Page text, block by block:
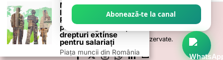
2026- Toate drepturile sunt rezervate.
Abonează-te la canal
Modificări majore la
legea salariilor din
România: obligații noi
pentru angajatori și
drepturi extinse
pentru salariați
Piața muncii din România